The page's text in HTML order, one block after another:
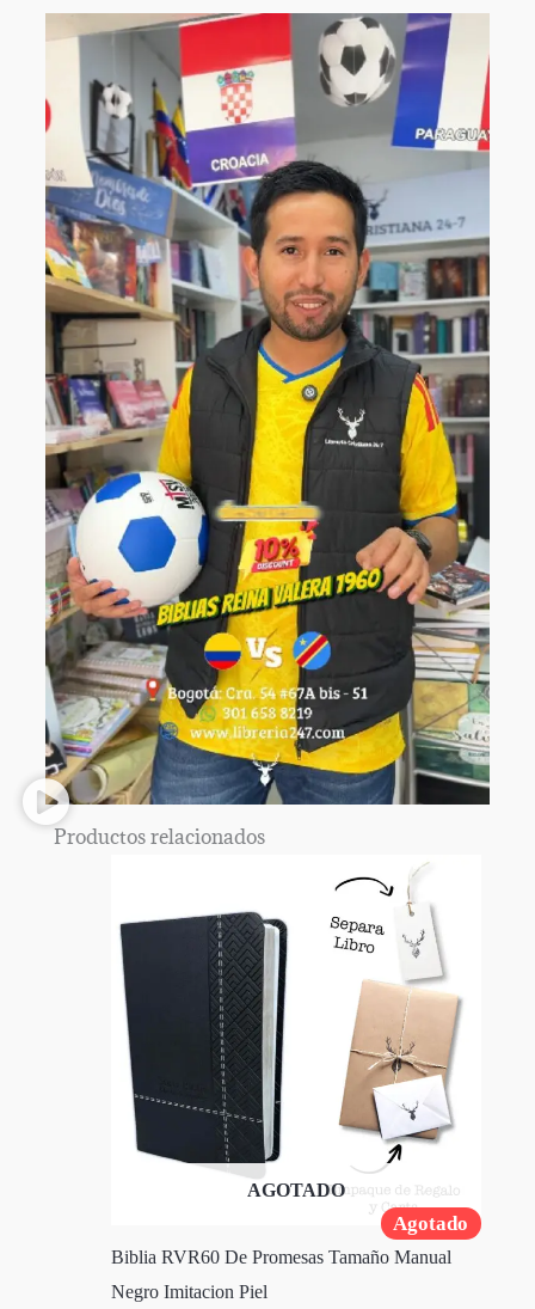
Productos relacionados
Agotado
AGOTADO
Biblia RVR60 De Promesas Tamaño Manual
Negro Imitacion Piel